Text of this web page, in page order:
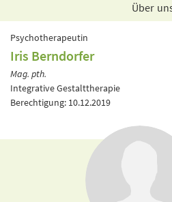
Über
Psychotherapeutin
Iris Berndorfer
Mag. pth.
Integrative Gestalttherapie
Berechtigung: 10.12.2019